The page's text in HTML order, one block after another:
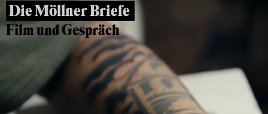
Die Möllner Briefe
Film und Gespräch